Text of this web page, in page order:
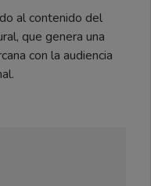
al contenido del
que genera una
con la audiencia